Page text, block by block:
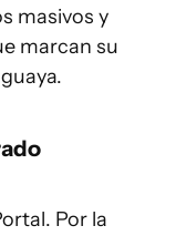
masivos y
marcan su
Por la